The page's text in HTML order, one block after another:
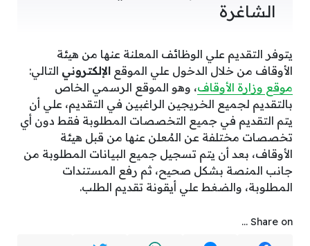
الشاغرة
يتوفر التقديم علي الوظائف المعلنة عنها من هيئة
الأوقاف من خلال الدخول علي الموقع الإلكتروني التالي:
موقع وزارة الأوقاف، وهو الموقع الرسمي الخاص
بالتقديم لجميع الخريجين الراغبين في التقديم، علي أن
يتم التقديم في جميع التخصصات المطلوبة فقط دون أي
تخصصات مختلفة عن المُعلن عنها من قبل هيئة
الأوقاف، بعد أن يتم تسجيل جميع البيانات المطلوبة من
جانب المنصة بشكل صحيح، ثم رفع المستندات
المطلوبة، والضغط علي أيقونة تقديم الطلب.
Share on ...